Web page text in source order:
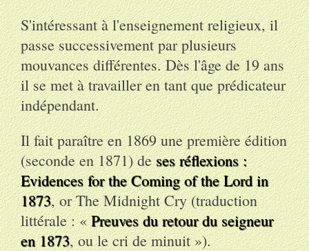
S'intéressant à l'enseignement religieux, il
passe successivement par plusieurs
mouvances différentes. Dès l'âge de 19 ans
il se met à travailler en tant que prédicateur
indépendant.
Il fait paraître en 1869 une première édition
(seconde en 1871) deses réflexions :
Evidences for the Coming of the Lord in
1873, or The Midnight Cry (traduction
littérale : «Preuves du retour du seigneur
en 1873, ou le cri de minuit »).